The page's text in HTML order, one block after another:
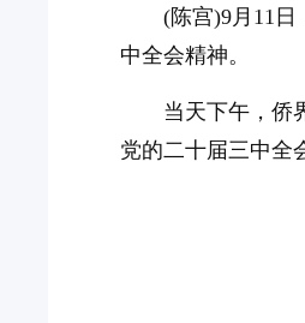
(陈宫)9月11
中全会精神。
当天下午，侨
党的二十届三中全